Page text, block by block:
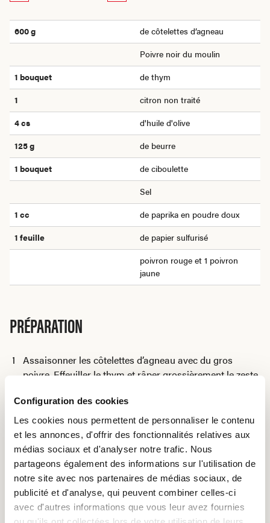
Configuration des cookies
Les cookies nous permettent de personnaliser le contenu
et les annonces, d'offrir des fonctionnalités relatives aux
médias sociaux et d'analyser notre trafic. Nous
partageons également des informations sur l'utilisation de
notre site avec nos partenaires de médias sociaux, de
publicité et d'analyse, qui peuvent combiner celles-ci
avec d'autres informations que vous leur avez fournies
ou qu'ils ont collectées lors de votre utilisation de leurs
600 g
de côtelettes d’agneau
Poivre noir du moulin
1 bouquet
de thym
1
citron non traité
4cs
d'huile d'olive
125 g
de beurre
1 bouquet
de ciboulette
Sel
1 cc
de paprika en poudre doux
1 feuille
de papier sulfurisé
poivron rouge et 1 poivron
jaune
PRÉPARATION
Assaisonner les côtelettes d’agneau avec du gros
poivre. Effeuiller le thym et râper grossièrement le zeste
l’huile d’olive et badigeonner les côtelettes de cette
préparation.
Couvrir et laisser mariner au moins 3 heures.
Fouetter le beurre jusqu’à obtention d’une consistance
crémeuse. Ciseler
finement la ciboulette et l’incorporer au beurre en
ajoutant 1 cs de jus de citron, du sel, du poivre et le
paprika. Mélanger. Etaler le beurre au paprika sur une
feuille de papier sulfurisé, former un rouleau uniforme